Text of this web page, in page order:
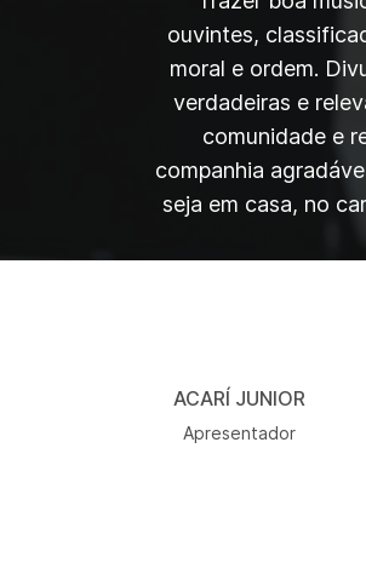
ouvintes,
moral e ordem.
verdadeiras e
comunidade e
companhia
seja em casa, no
ACARÍ JUNIOR
Apresentador